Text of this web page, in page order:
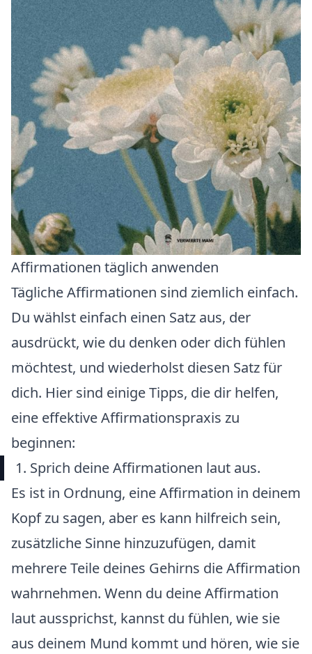
Affirmationen täglich anwenden
Tägliche Affirmationen sind ziemlich einfach.
Du wählst einfach einen Satz aus, der
ausdrückt, wie du denken oder dich fühlen
möchtest, und wiederholst diesen Satz für
dich. Hier sind einige Tipps, die dir helfen,
eine effektive Affirmationspraxis zu
beginnen:
1. Sprich deine Affirmationen laut aus.
Es ist in Ordnung, eine Affirmation in deinem
Kopf zu sagen, aber es kann hilfreich sein,
zusätzliche Sinne hinzuzufügen, damit
mehrere Teile deines Gehirns die Affirmation
wahrnehmen. Wenn du deine Affirmation
laut aussprichst, kannst du fühlen, wie sie
aus deinem Mund kommt und hören, wie sie